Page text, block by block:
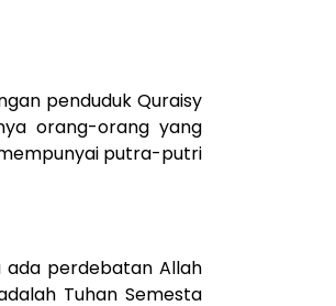
penduduk Quraisy
orang-orang yang
putra-putri
ada perdebatan Allah
Tuhan Semesta